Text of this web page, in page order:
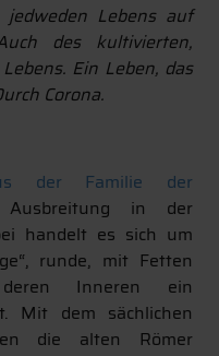
Lebens auf
des kultivierten,
Ein Leben, das
Corona.
der Familie der
in der
handelt es sich um
runde, mit Fetten
Inneren ein
Mit dem sächlichen
die alten Römer